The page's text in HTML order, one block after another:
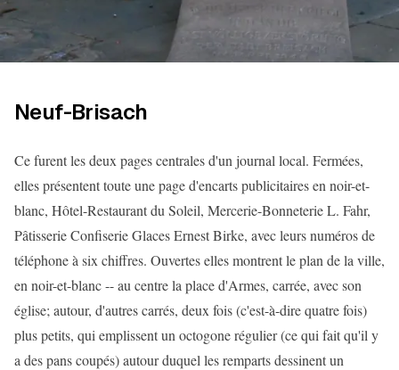
Neuf-Brisach
Ce furent les deux pages centrales d'un journal local. Fermées,
elles présentent toute une page d'encarts publicitaires en noir-et-
blanc, Hôtel-Restaurant du Soleil, Mercerie-Bonneterie L. Fahr,
Pâtisserie Confiserie Glaces Ernest Birke, avec leurs numéros de
téléphone à six chiffres. Ouvertes elles montrent le plan de la ville,
en noir-et-blanc -- au centre la place d'Armes, carrée, avec son
église; autour, d'autres carrés, deux fois (c'est-à-dire quatre fois)
plus petits, qui emplissent un octogone régulier (ce qui fait qu'il y
a des pans coupés) autour duquel les remparts dessinent un